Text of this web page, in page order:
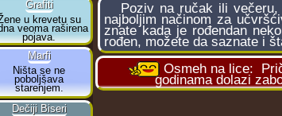
Poziv na ručak ili večeru,
najboljim načinom za
znate kada je rođendan
rođen, možete da saznate i
Osmeh na lice:
godinama dolazi